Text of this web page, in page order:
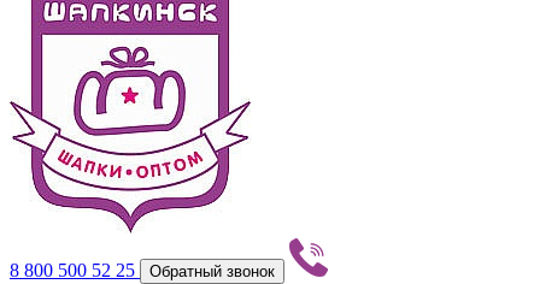
8 800 500 52 25 Обратный звонок